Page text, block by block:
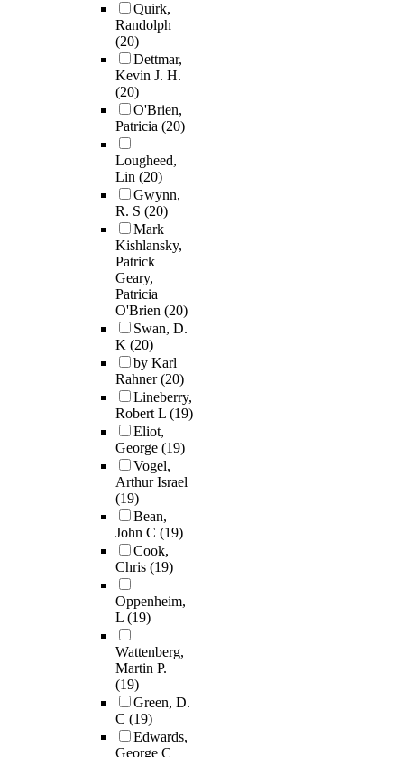
Quirk,
Randolph
(20)
Dettmar,
Kevin J. H.
(20)
O'Brien,
Patricia (20)
Lougheed,
Lin (20)
Gwynn,
R. S (20)
Mark
Kishlansky,
Patrick
Geary,
Patricia
O'Brien (20)
Swan, D.
K (20)
by Karl
Rahner(20)
Lineberry,
Robert L (19)
Eliot,
George (19)
Vogel,
Arthur Israel
(19)
Bean,
John C (19)
Cook,
Chris (19)
Oppenheim,
L (19)
Wattenberg,
Martin P.
(19)
Green, D.
C (19)
Edwards,
George C